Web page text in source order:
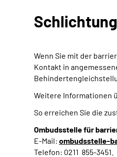
Wenn Sie mit der
Kontakt in
Weitere Informationen
So erreichen Sie die
Ombudsstelle für
E-Mail: ombudsstelle-
Telefon: 0211 855-3451.